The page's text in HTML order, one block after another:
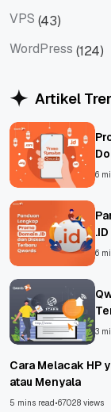
VPS (43)
WordPress (124)
Artikel
6
6
3
Cara Melacak HP
atau Menyala
5 mins read•67028 views